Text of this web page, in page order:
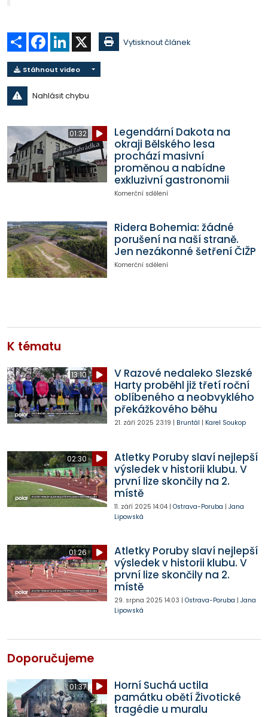
Sdílet Facebook
LinkedIn Vytisknout článek
Stáhnout video
Nahlásit chybu
01:32
Legendární Dakota na
okraji Bělského lesa
prochází masivní
proměnou a nabídne
exkluzivní gastronomii
Komerční sdělení
Ridera Bohemia: žádné
porušení na naší straně.
Jen nezákonné šetření ČIŽP
Komerční sdělení
K tématu
13:10
V Razové nedaleko Slezské
Harty proběhl již třetí roční
oblíbeného a neobvyklého
překážkového běhu
21. září 2025 23:19 | Bruntál | Karel Soukop
02:30
Atletky Poruby slaví nejlepší
výsledek v historii klubu. V
první lize skončily na 2.
místě
11. září 2025 14:04| Ostrava-Poruba | Jana
Lipowská
01:26
Atletky Poruby slaví nejlepší
výsledek v historii klubu. V
první lize skončily na 2.
místě
29. srpna 2025 14:03 | Ostrava-Poruba | Jana
Lipowská
Doporučujeme
01:37
Horní Suchá uctila
památku obětí Životické
tragédie u muralu